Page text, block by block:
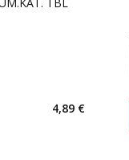
4,89 €